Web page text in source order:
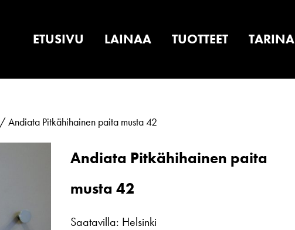
ETUSIVU LAINAA TUOTTEET TARINA
/ Andiata Pitkähihainen paita musta 42
Andiata Pitkähihainen paita
musta 42
Saatavilla: Helsinki